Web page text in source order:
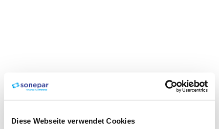
Diese Webseite verwendet Cookies